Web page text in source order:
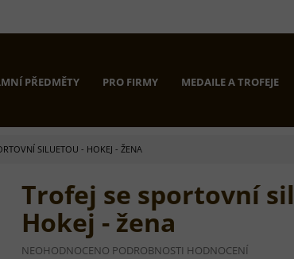
PŘEDMĚTY PRO FIRMY MEDAILE A TROFEJE
SILUETOU - HOKEJ - ŽENA
Trofej se sportovní
Hokej - žena
PRŮMĚRNÉ
NEOHODNOCENO PODROBNOSTI HODNOCENÍ